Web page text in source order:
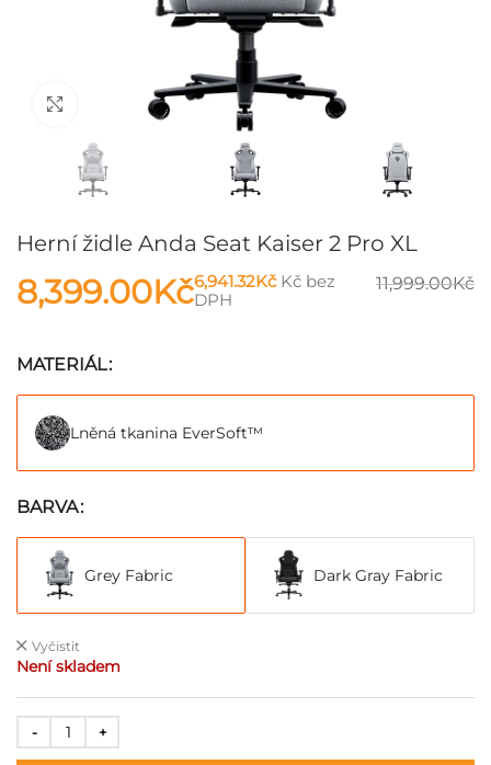
Klikni pro zvětšení
Herní židle Anda Seat Kaiser 2 Pro XL
11,999.00Kč
8,399.00Kč6,941.32KčKč bez
DPH
MATERIÁL
Lněná tkanina EverSoft™
BARVA
Grey Fabric Dark Gray Fabric
Vyčistit
Není skladem